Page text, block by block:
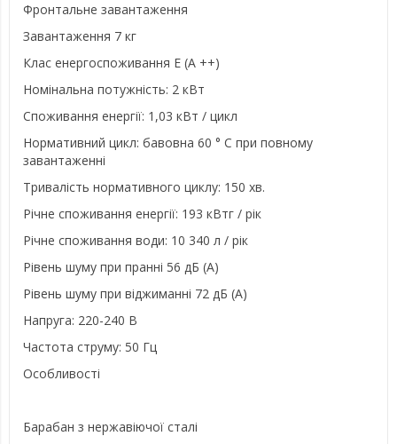
Фронтальне завантаження
Завантаження 7 кг
Клас енергоспоживання Е (A ++)
Номінальна потужність: 2 кВт
Споживання енергії: 1,03 кВт / цикл
Нормативний цикл: бавовна 60 ° C при повному
завантаженні
Тривалість нормативного циклу: 150 хв.
Річне споживання енергії: 193 кВтг / рік
Річне споживання води: 10 340 л / рік
Рівень шуму при пранні 56 дБ (А)
Рівень шуму при віджиманні 72 дБ (А)
Напруга: 220-240 В
Частота струму: 50 Гц
Особливості
Барабан з нержавіючої сталі